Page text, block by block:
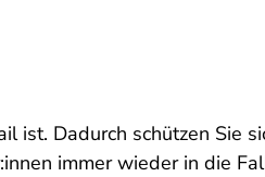
ist. Dadurch schützen Sie
immer wieder in die